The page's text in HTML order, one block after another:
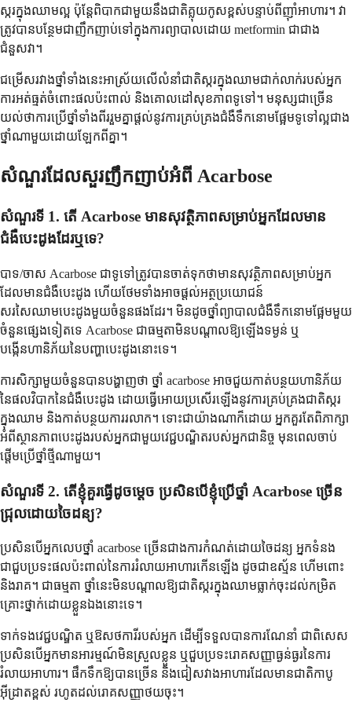
ស្ករក្នុងឈាមល្អ ប៉ុន្តែពិបាកជាមួយនឹងជាតិគ្លុយកូសខ្ពស់បន្ទាប់ពីញ៉ាំអាហារ។ វា
ត្រូវបានបន្ថែមជាញឹកញាប់ទៅក្នុងការព្យាបាលដោយ metformin ជាជាង
ជំនួសវា។
ជម្រើសរវាងថ្នាំទាំងនេះអាស្រ័យលើលំនាំជាតិស្ករក្នុងឈាមជាក់លាក់របស់អ្នក
ការអត់ធ្មត់ចំពោះផលប៉ះពាល់ និងគោលដៅសុខភាពទូទៅ។ មនុស្សជាច្រើន
យល់ថាការប្រើថ្នាំទាំងពីររួមគ្នាផ្តល់នូវការគ្រប់គ្រងជំងឺទឹកនោមផ្អែមទូទៅល្អជាង
ថ្នាំណាមួយដោយឡែកពីគ្នា។
សំណួរដែលសួរញឹកញាប់អំពី Acarbose
សំណួរទី 1. តើ Acarbose មានសុវត្ថិភាពសម្រាប់អ្នកដែលមាន
ជំងឺបេះដូងដែរឬទេ?
បាទ/ចាស Acarbose ជាទូទៅត្រូវបានចាត់ទុកថាមានសុវត្ថិភាពសម្រាប់អ្នក
ដែលមានជំងឺបេះដូង ហើយថែមទាំងអាចផ្តល់អត្ថប្រយោជន៍
សរសៃឈាមបេះដូងមួយចំនួនផងដែរ។ មិនដូចថ្នាំព្យាបាលជំងឺទឹកនោមផ្អែមមួយ
ចំនួនផ្សេងទៀតទេ Acarbose ជាធម្មតាមិនបណ្តាលឱ្យឡើងទម្ងន់ ឬ
បង្កើនហានិភ័យនៃបញ្ហាបេះដូងនោះទេ។
ការសិក្សាមួយចំនួនបានបង្ហាញថា ថ្នាំ acarbose អាចជួយកាត់បន្ថយហានិភ័យ
នៃផលវិបាកនៃជំងឺបេះដូង ដោយធ្វើអោយប្រសើរឡើងនូវការគ្រប់គ្រងជាតិស្ករ
ក្នុងឈាម និងកាត់បន្ថយការរលាក។ ទោះជាយ៉ាងណាក៏ដោយ អ្នកគួរតែពិភាក្សា
អំពីស្ថានភាពបេះដូងរបស់អ្នកជាមួយវេជ្ជបណ្ឌិតរបស់អ្នកជានិច្ច មុនពេលចាប់
ផ្តើមប្រើថ្នាំថ្មីណាមួយ។
សំណួរទី 2. តើខ្ញុំគួរធ្វើដូចម្តេច ប្រសិនបើខ្ញុំប្រើថ្នាំ Acarbose ច្រើន
ជ្រុលដោយចៃដន្យ?
ប្រសិនបើអ្នកលេបថ្នាំ acarbose ច្រើនជាងការកំណត់ដោយចៃដន្យ អ្នកទំនង
ជាជួបប្រទះផលប៉ះពាល់នៃការរំលាយអាហារកើនឡើង ដូចជាឧស្ម័ន ហើមពោះ
និងរាគ។ ជាធម្មតា ថ្នាំនេះមិនបណ្តាលឱ្យជាតិស្ករក្នុងឈាមធ្លាក់ចុះដល់កម្រិត
គ្រោះថ្នាក់ដោយខ្លួនឯងនោះទេ។
ទាក់ទងវេជ្ជបណ្ឌិត ឬឱសថការីរបស់អ្នក ដើម្បីទទួលបានការណែនាំ ជាពិសេស
ប្រសិនបើអ្នកមានអារម្មណ៍មិនស្រួលខ្លួន ឬជួបប្រទះរោគសញ្ញាធ្ងន់ធ្ងរនៃការ
រំលាយអាហារ។ ផឹកទឹកឱ្យបានច្រើន និងជៀសវាងអាហារដែលមានជាតិកាបូ
អ៊ីដ្រាតខ្ពស់ រហូតដល់រោគសញ្ញាថយចុះ។